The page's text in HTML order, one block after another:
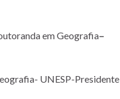
em Geografia–
UNESP-Presidente